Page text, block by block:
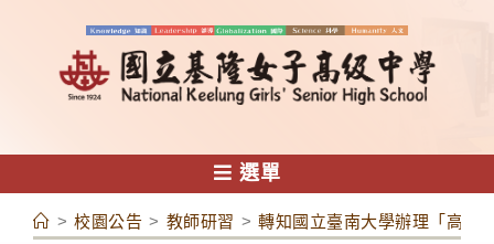
容
選單
> 校園公告 > 教師研習 > 轉知國立臺南大學辦理「高中